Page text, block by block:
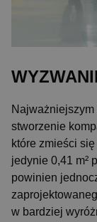
Najważniejszym
stworzenie
które zmieści
jedynie 0,41 m²
powinien
w bardziej